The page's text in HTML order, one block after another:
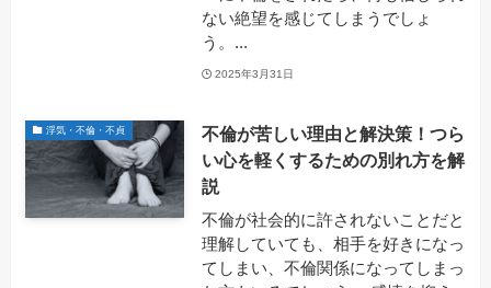
ない絶望を感じてしまうでしょ
う。...
2025年3月31日
浮気・不倫・不貞
不倫が苦しい理由と解決策！つら
い心を軽くするための別れ方を解
説
不倫が社会的に許されないことだと
理解していても、相手を好きになっ
てしまい、不倫関係になってしまっ